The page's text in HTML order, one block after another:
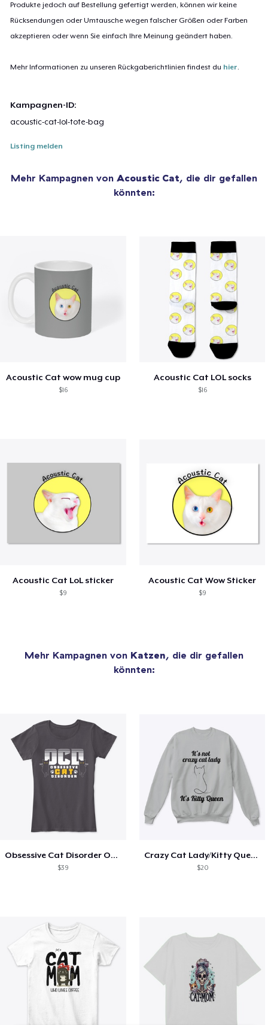
Produkte jedoch auf Bestellung gefertigt werden, können wir keine
Rücksendungen oder Umtausche wegen falscher Größen oder Farben
akzeptieren oder wenn Sie einfach Ihre Meinung geändert haben.
Mehr Informationen zu unseren Rückgaberichtlinien findest du hier.
Kampagnen-ID:
acoustic-cat-lol-tote-bag
Listing melden
Mehr Kampagnen von Acoustic Cat, die dir gefallen
könnten:
Acoustic Cat wow mug cup
$16
Acoustic Cat LOL socks
$16
Acoustic Cat LoL sticker
$9
Acoustic Cat Wow Sticker
$9
Mehr Kampagnen von Katzen, die dir gefallen
könnten:
Obsessive Cat Disorder OCD Kittens Lover
$39
Crazy Cat Lady/Kitty Queen
$20